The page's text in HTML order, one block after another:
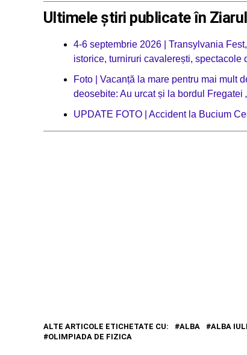
Ultimele știri publicate în
4-6 septembrie 2026 | Transylvania
istorice, turniruri cavalerești,
Foto | Vacanță la mare pentru mai mult
deosebite: Au urcat și la bordul Fregatei
UPDATE FOTO | Accident la Bucium
ALTE ARTICOLE ETICHETATE CU: ALBA ALBA
OLIMPIADA DE FIZICA